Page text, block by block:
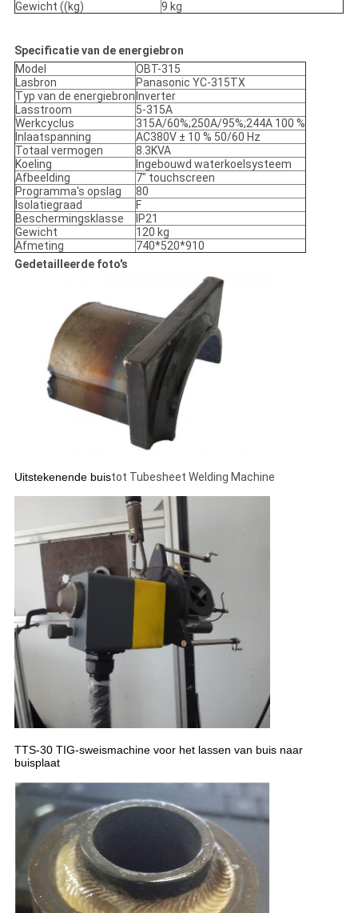
Gewicht ((kg) 9 kg
Specificatie van de energiebron
Model
OBT-315
Lasbron
Panasonic YC-315TX
Typ van de energiebron Inverter
Lasstroom
5-315A
Werkcyclus
315A/60%;250A/95%;244A 100 %
Inlaatspanning
AC380V ± 10 % 50/60 Hz
Totaal vermogen
8.3KVA
Koeling
Ingebouwd waterkoelsysteem
Afbeelding
7" touchscreen
Programma's opslag
80
Isolatiegraad
F
Beschermingsklasse
IP21
Gewicht
120 kg
Afmeting
740*520*910
Gedetailleerde foto's
Uitstekenende buistot Tubesheet Welding Machine
TTS-30 TIG-sweismachine voor het lassen van buis naar
buisplaat